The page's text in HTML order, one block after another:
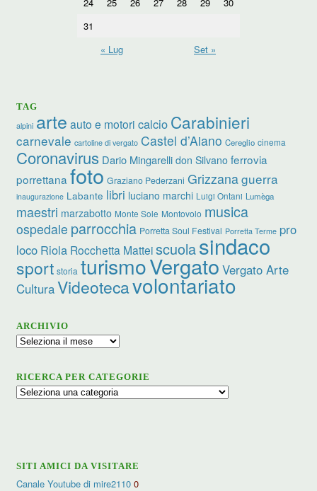
31
« Lug
Set »
TAG
alpini arte auto e motori calcio Carabinieri
carnevale cartoline di vergato Castel d’Aiano Cereglio cinema
Coronavirus Dario Mingarelli don Silvano ferrovia
porrettana foto Graziano Pederzani Grizzanaguerra
inaugurazione Labante libri luciano marchi Luigi Ontani Lumèga
maestri marzabotto Monte Sole Montovolo musica
ospedale parrocchia Porretta Soul Festival Porretta Terme pro
loco Riola Rocchetta Matteiscuolasindaco
sport storia turismoVergato Vergato Arte
CulturaVideotecavolontariato
ARCHIVIO
Archivio
RICERCA PER CATEGORIE
Ricerca
SITI AMICI DA VISITARE
Canale Youtube di mire2110 0